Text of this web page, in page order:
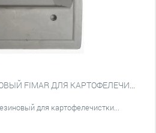
СБРАСЫВАТЕЛЬ РЕЗИНОВЫЙ FIMAR ДЛЯ КАРТОФЕЛЕЧИСТКИ PLN-PPN
для картофелечистки...